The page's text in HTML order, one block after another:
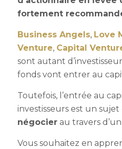
fortement
Business Angels, Love
Venture, Capital
sont autant
fonds vont entrer au
Toutefois, l’entrée au
investisseurs est un
négocierau travers
Vous souhaitez en